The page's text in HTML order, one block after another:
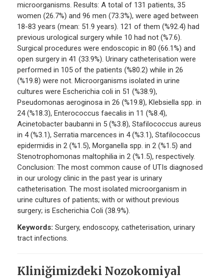
microorganisms. Results: A total of 131 patients, 35
women (26.7%) and 96 men (73.3%), were aged between
18-83 years (mean: 51.9 years). 121 of them (%92.4) had
previous urological surgery while 10 had not (%7.6).
Surgical procedures were endoscopic in 80 (66.1%) and
open surgery in 41 (33.9%). Urinary catheterisation were
performed in 105 of the patients (%80.2) while in 26
(%19.8) were not. Microorganisms isolated in urine
cultures were Escherichia coli in 51 (%38.9),
Pseudomonas aeroginosa in 26 (%19.8), Klebsiella spp. in
24 (%18.3), Enterococcus faecalis in 11 (%8.4),
Acinetobacter baubanni in 5 (%3.8), Stafilococcus aureus
in 4 (%3.1), Serratia marcences in 4 (%3.1), Stafilococcus
epidermidis in 2 (%1.5), Morganella spp. in 2 (%1.5) and
Stenotrophomonas maltophilia in 2 (%1.5), respectively.
Conclusion: The most common cause of UTIs diagnosed
in our urology clinic in the past year is urinary
catheterisation. The most isolated microorganism in
urine cultures of patients; with or without previous
surgery; is Escherichia Coli (38.9%).
Keywords: Surgery, endoscopy, catheterisation, urinary
tract infections.
Kliniğimizdeki Nozokomiyal